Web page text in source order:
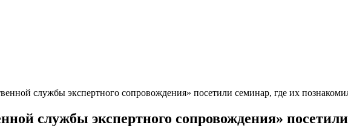
службы экспертного сопровождения» посетили семинар, где их
службы экспертного сопровождения»